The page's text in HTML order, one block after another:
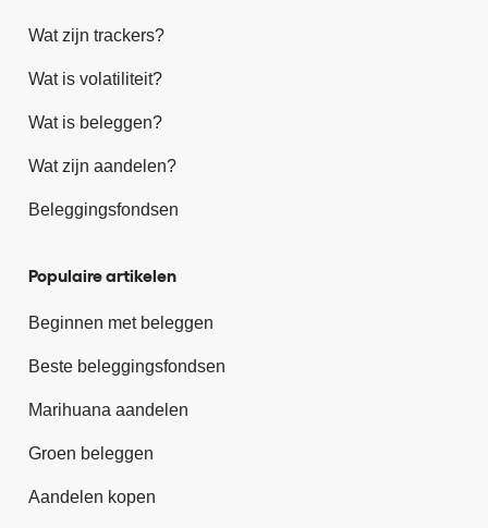
Wat zijn trackers?
Wat is volatiliteit?
Wat is beleggen?
Wat zijn aandelen?
Beleggingsfondsen
Populaire artikelen
Beginnen met beleggen
Beste beleggingsfondsen
Marihuana aandelen
Groen beleggen
Aandelen kopen